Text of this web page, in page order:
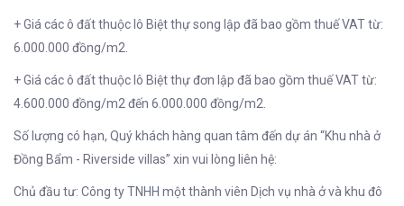
+ Giá các ô đất thuộc lô Biệt thự song lập đã bao gồm thuế VAT từ:
6.000.000 đồng/m2.
+ Giá các ô đất thuộc lô Biệt thự đơn lập đã bao gồm thuế VAT từ:
4.600.000 đồng/m2 đến 6.000.000 đồng/m2.
Số lượng có hạn, Quý khách hàng quan tâm đến dự án “Khu nhà ở
Đồng Bẩm - Riverside villas” xin vui lòng liên hệ:
Chủ đầu tư: Công ty TNHH một thành viên Dịch vụ nhà ở và khu đô